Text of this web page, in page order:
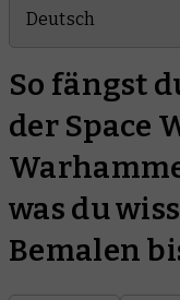
Deutsch
So fängst
der Space
was du
Bemalen